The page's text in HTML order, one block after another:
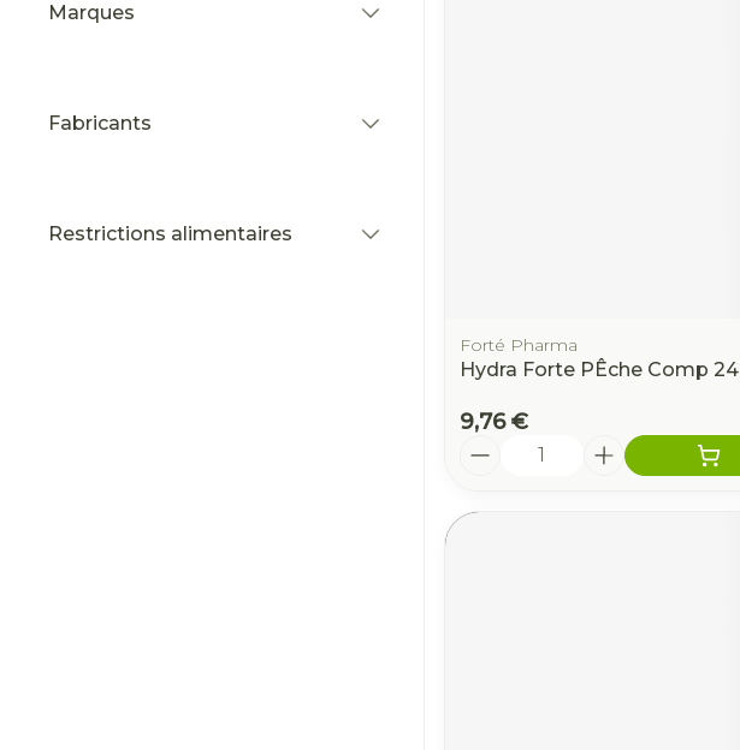
Marques
Fabricants
Restrictions alimentaires
Forté Pharma
Hydra Forte PÊche Comp 24
9,76 €
Quantité